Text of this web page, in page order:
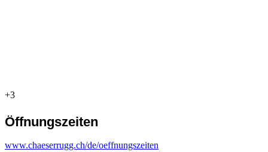
+3
Öffnungszeiten
www.chaeserrugg.ch/de/oeffnungszeiten